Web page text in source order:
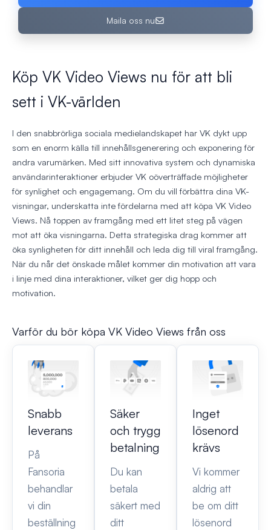
Maila oss nu
Köp VK Video Views nu för att bli
sett i VK-världen
I den snabbrörliga sociala medielandskapet har VK dykt upp
som en enorm källa till innehållsgenerering och exponering för
andra varumärken. Med sitt innovativa system och dynamiska
användarinteraktioner erbjuder VK oöverträffade möjligheter
för synlighet och engagemang. Om du vill förbättra dina VK-
visningar, underskatta inte fördelarna med att köpa VK Video
Views. Nå toppen av framgång med ett litet steg på vägen
mot att öka visningarna. Detta strategiska drag kommer att
öka synligheten för ditt innehåll och leda dig till viral framgång.
När du når det önskade målet kommer din motivation att vara
i linje med dina interaktioner, vilket ger dig hopp och
motivation.
Varför du bör köpa VK Video Views från oss
Snabb
leverans
På
Fansoria
behandlar
vi din
beställning
Säker
och trygg
betalning
Du kan
betala
säkert med
ditt
Inget
lösenord
krävs
Vi kommer
aldrig att
be om ditt
lösenord